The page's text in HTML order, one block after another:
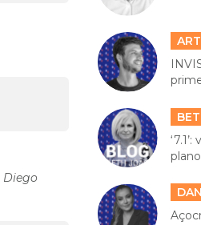
Diego